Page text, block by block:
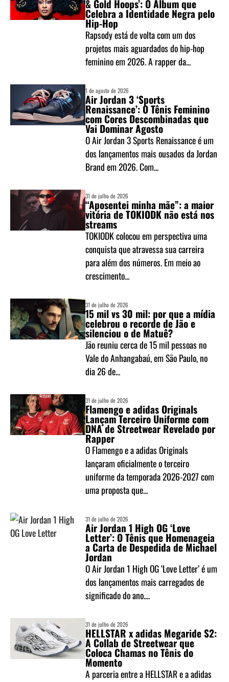
& Gold Hoops’: O Álbum que
Celebra a Identidade Negra pelo
Hip-Hop
Rapsody está de volta com um dos
projetos mais aguardados do hip-hop
feminino em 2026. A rapper da...
1 de agosto de 2026
Air Jordan 3 ‘Sports
Renaissance’: O Tênis Feminino
com Cores Descombinadas que
Vai Dominar Agosto
O Air Jordan 3 Sports Renaissance é um
dos lançamentos mais ousados da Jordan
Brand em 2026. Com...
31 de julho de 2026
“Aposentei minha mãe”: a maior
vitória de TOKIODK não está nos
streams
TOKIODK colocou em perspectiva uma
conquista que atravessa sua carreira
para além dos números. Em meio ao
crescimento...
31 de julho de 2026
15 mil vs 30 mil: por que a mídia
celebrou o recorde de Jão e
silenciou o de Matuê?
Jão reuniu cerca de 15 mil pessoas no
Vale do Anhangabaú, em São Paulo, no
dia 26 de...
31 de julho de 2026
Flamengo e adidas Originals
Lançam Terceiro Uniforme com
DNA de Streetwear Revelado por
Rapper
O Flamengo e a adidas Originals
lançaram oficialmente o terceiro
uniforme da temporada 2026-2027 com
uma proposta que...
31 de julho de 2026
Air Jordan 1 High OG ‘Love
Letter’: O Tênis que Homenageia
a Carta de Despedida de Michael
Jordan
O Air Jordan 1 High OG ‘Love Letter’ é um
dos lançamentos mais carregados de
significado do ano....
31 de julho de 2026
HELLSTAR x adidas Megaride S2:
A Collab de Streetwear que
Coloca Chamas no Tênis do
Momento
A parceria entre a HELLSTAR e a adidas